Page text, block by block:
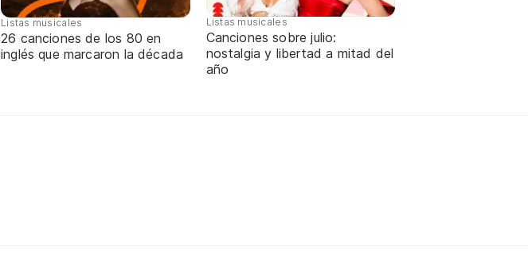
Listas musicales
26 canciones de los 80 en
inglés que marcaron la década
Listas musicales
Canciones sobre julio:
nostalgia y libertad a mitad del
año